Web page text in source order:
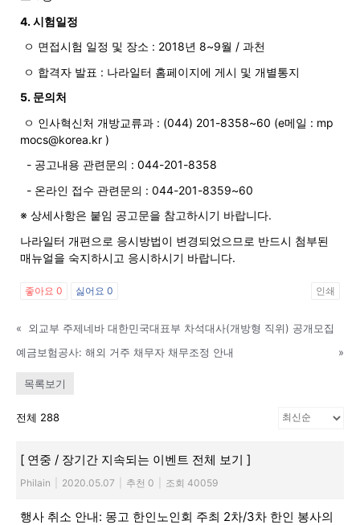
(PA/NJ/DE)
4. 시험일정
ㅇ 면접시험 일정 및 장소 : 2018년 8~9월 / 과천
ㅇ 합격자 발표 : 나라일터 홈페이지에 게시 및 개별통지
5. 문의처
ㅇ 인사혁신처 개방교류과 : (044) 201-8358~60 (e메일 : mp
mocs@korea.kr )
- 공고내용 관련문의 : 044-201-8358
- 온라인 접수 관련문의 : 044-201-8359~60
※ 상세사항은 붙임 공고문을 참고하시기 바랍니다.
나라일터 개편으로 응시방법이 변경되었으므로 반드시 첨부된
매뉴얼을 숙지하시고 응시하시기 바랍니다.
좋아요 0 싫어요 0 인쇄
«
외교부 주제네바 대한민국대표부 차석대사(개방형 직위) 공개모집
예금보험공사: 해외 거주 채무자 채무조정 안내
»
목록보기
전체 288
[ 연중 / 장기간 지속되는 이벤트 전체 보기 ]
Philain 2020.05.07 추천 0 조회 40059
행사 취소 안내: 몽고 한인노인회 주최 2차/3차 한인 봉사의